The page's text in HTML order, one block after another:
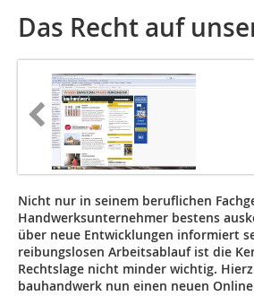
Das Recht auf
Nicht nur in seinem beruflichen
Handwerksunternehmer bestens
über neue Entwicklungen informiert
reibungslosen Arbeitsablauf ist die
Rechtslage nicht minder wichtig.
bauhandwerk nun einen neuen Online